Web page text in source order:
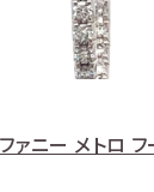
ァニー メトロ